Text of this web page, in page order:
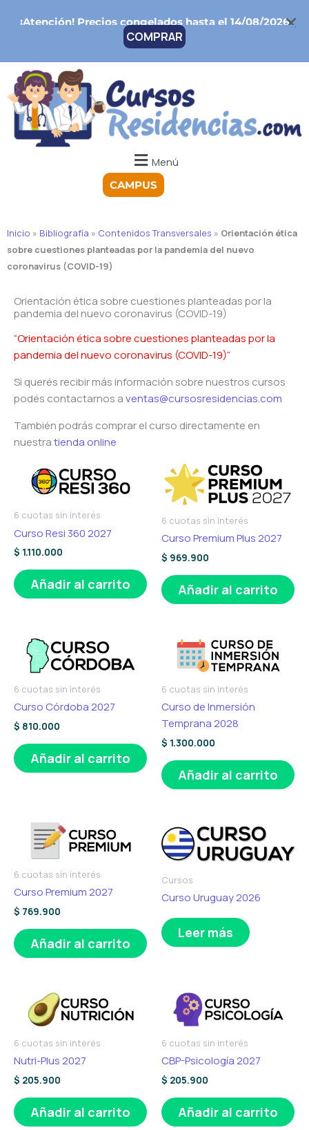
¡Atención!Precios congelados hasta el 14/08/2026
COMPRAR
Menú
CAMPUS
Inicio » Bibliografía » Contenidos Transversales » Orientación ética
sobre cuestiones planteadas por la pandemia del nuevo
coronavirus (COVID-19)
Orientación ética sobre cuestiones planteadas por la
pandemia del nuevo coronavirus (COVID-19)
“Orientación ética sobre cuestiones planteadas por la
pandemia del nuevo coronavirus (COVID-19)”
Si querés recibir más información sobre nuestros cursos
podés contactarnos aventas@cursosresidencias.com
También podrás comprar el curso directamente en
nuestratienda online
6 cuotas sin interés
Curso Resi 360 2027
$ 1.110.000
Añadir al carrito
6 cuotas sin interés
Curso Premium Plus 2027
$ 969.900
Añadir al carrito
6 cuotas sin interés
Curso Córdoba 2027
$ 810.000
Añadir al carrito
6 cuotas sin interés
Curso de Inmersión
Temprana 2028
$ 1.300.000
Añadir al carrito
6 cuotas sin interés
Curso Premium 2027
$ 769.900
Añadir al carrito
Cursos
Curso Uruguay 2026
Leer más
6 cuotas sin interés
Nutri-Plus 2027
$ 205.900
Añadir al carrito
6 cuotas sin interés
CBP-Psicología 2027
$ 205.900
Añadir al carrito